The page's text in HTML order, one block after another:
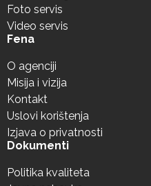
Foto servis
Video servis
Fena
O agenciji
Misija i vizija
Kontakt
Uslovi korištenja
Izjava o privatnosti
Dokumenti
Politika kvaliteta